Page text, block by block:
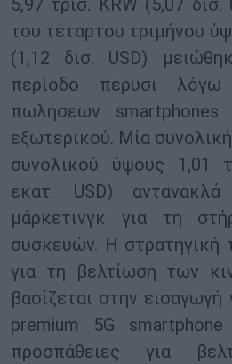
5,97 τρισ. KRW (5,07
του τέταρτου τριμήνου
(1,12 δισ. USD)
περίοδο πέρυσι
πωλήσεων smartphones
εξωτερικού. Μία
συνολικού ύψους 1,01
εκατ. USD)
μάρκετινγκ για τη
συσκευών. Η στρατηγική
για τη βελτίωση των
βασίζεται στην
premium 5G
προσπάθειες για